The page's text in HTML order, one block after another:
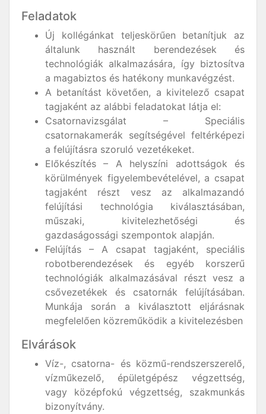
Feladatok
Új kollégánkat teljeskörűen betanítjuk az
általunk használt berendezések és
technológiák alkalmazására, így biztosítva
a magabiztos és hatékony munkavégzést.
A betanítást követően, a kivitelező csapat
tagjaként az alábbi feladatokat látja el:
Csatornavizsgálat – Speciális
csatornakamerák segítségével feltérképezi
a felújításra szoruló vezetékeket.
Előkészítés – A helyszíni adottságok és
körülmények figyelembevételével, a csapat
tagjaként részt vesz az alkalmazandó
felújítási technológia kiválasztásában,
műszaki, kivitelezhetőségi és
gazdaságossági szempontok alapján.
Felújítás – A csapat tagjaként, speciális
robotberendezések és egyéb korszerű
technológiák alkalmazásával részt vesz a
csővezetékek és csatornák felújításában.
Munkája során a kiválasztott eljárásnak
megfelelően közreműködik a kivitelezésben
Elvárások
Víz-, csatorna- és közmű-rendszerszerelő,
vízműkezelő, épületgépész végzettség,
vagy középfokú végzettség, szakmunkás
bizonyítvány.